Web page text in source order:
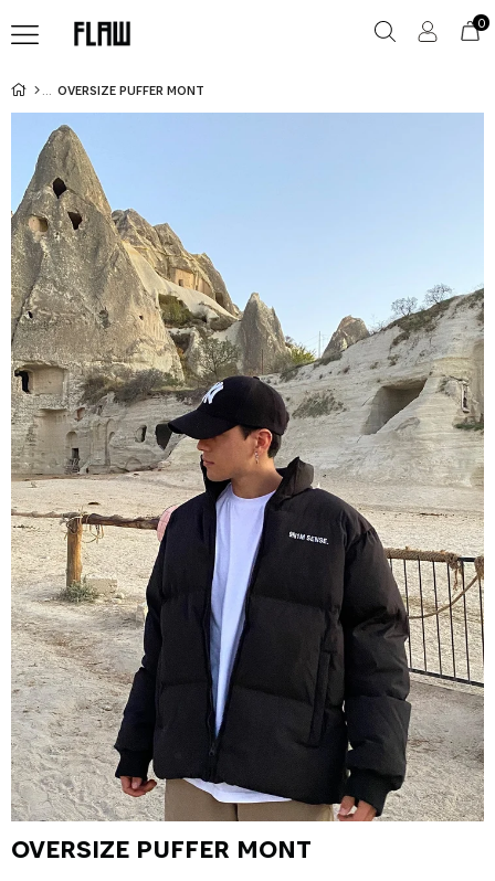
0
OVERSIZE PUFFER MONT
OVERSIZE PUFFER MONT